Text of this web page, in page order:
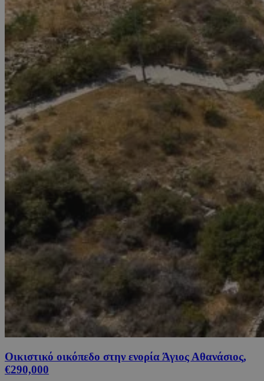
Οικιστικό οικόπεδο στην ενορία Άγιος Αθανάσιος,
€290,000